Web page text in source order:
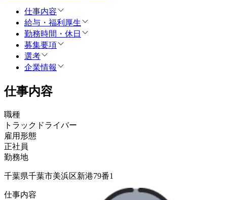
仕事内容
給与・福利厚生
勤務時間・休日
募集要項
選考
企業情報
仕事内容
職種
トラックドライバー
雇用形態
正社員
勤務地
千葉県千葉市美浜区新港79番1
仕事内容